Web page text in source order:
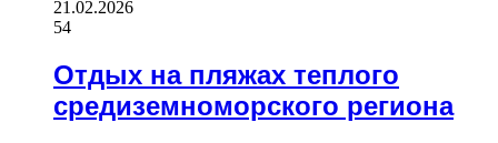
21.02.2026
54
Отдых на пляжах теплого
средиземноморского региона